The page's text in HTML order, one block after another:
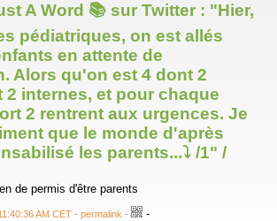
A Word 📚 sur Twitter : "Hier,
pédiatriques, on est allés
en attente de
Alors qu'on est 4 dont 2
2 internes, et pour chaque
2 rentrent aux urgences. Je
que le monde d'après
les parents...⤵️ /1" /
de permis d'être parents
AM CET - permalink - -